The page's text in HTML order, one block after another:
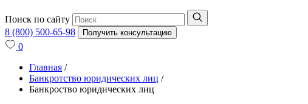
Поиск по сайту
8 (800) 500-65-98
Получить консультацию
0
Главная /
Банкротство юридических лиц /
Банкроство юридических лиц